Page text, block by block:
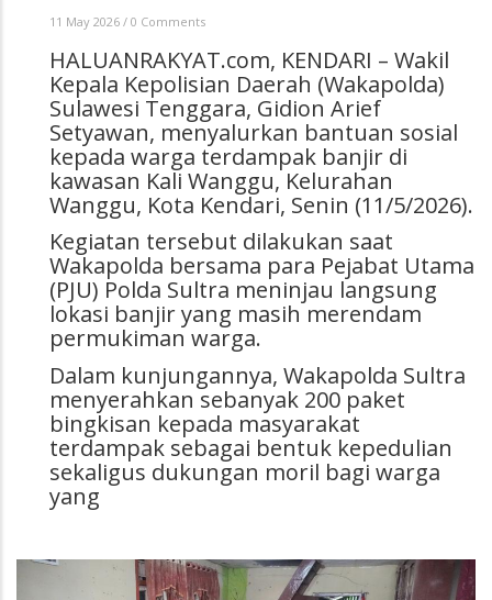
11 May 2026 / 0 Comments
HALUANRAKYAT.com, KENDARI – Wakil
Kepala Kepolisian Daerah (Wakapolda)
Sulawesi Tenggara, Gidion Arief
Setyawan, menyalurkan bantuan sosial
kepada warga terdampak banjir di
kawasan Kali Wanggu, Kelurahan
Wanggu, Kota Kendari, Senin (11/5/2026).
Kegiatan tersebut dilakukan saat
Wakapolda bersama para Pejabat Utama
(PJU) Polda Sultra meninjau langsung
lokasi banjir yang masih merendam
permukiman warga.
Dalam kunjungannya, Wakapolda Sultra
menyerahkan sebanyak 200 paket
bingkisan kepada masyarakat
terdampak sebagai bentuk kepedulian
sekaligus dukungan moril bagi warga
yang